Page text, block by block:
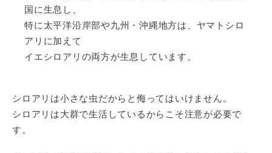
国に生息し、
特に太平洋沿岸部や九州・沖縄地方は、ヤマトシロ
アリに加えて
イエシロアリの両方が生息しています。
シロアリは小さな虫だからと侮ってはいけません。
シロアリは大群で生活しているからこそ注意が必要で
す。